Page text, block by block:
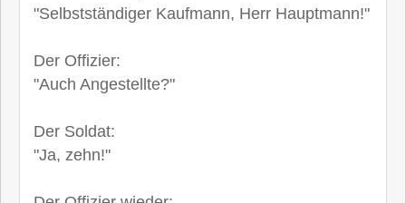
"Selbstständiger Kaufmann, Herr Hauptmann!"
Der Offizier:
"Auch Angestellte?"
Der Soldat:
"Ja, zehn!"